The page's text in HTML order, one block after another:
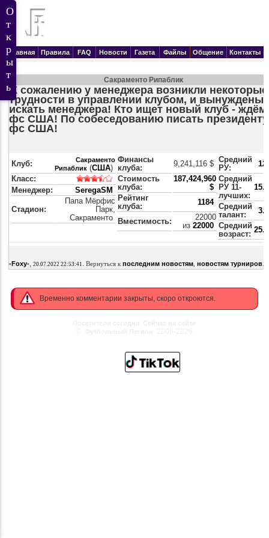
Главная Правила FAQ Новости Газета Файлы Общение Контакты
Сакраменто Рипаблик
К сожалению у менеджера возникли некоторые
трудности в управлении клубом, и вынуждены
искать менеджера! Кто ищет новый клуб - ждём
фс США! По собеседованию писать президенту
фс США!
Клуб:
Сакраменто
Рипаблик(США)
Класс:
Менеджер:
SeregaSM
Стадион:
Папа Мёрфис
Парк,
Сакраменто
Финансы
клуба:
9,241,116 $
Стоимость
клуба:
187,424,960
$
Рейтинг
клуба:
1184
Вместимость:
22000
из 22000
Средний
РУ:
Средний
РУ 11-
лучших:
Средний
талант:
Средний
возраст:
-Foxy-, 20.07.2022 22:53:41 . Вернуться к последним новостям, новостям турниров.
Временно комментарии закрыты, скоро откроются.